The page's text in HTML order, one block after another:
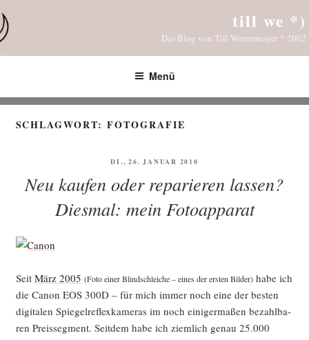
Inhalt
springen
till we *)
Das Blog von Till Westermayer * 2002
Menü
SCHLAGWORT:FOTOGRAFIE
VERÖFFENTLICHT
DI., 26. JANUAR 2010
Neu kaufen oder reparieren lassen?
Diesmal: mein Fotoapparat
Seit März 2005 (Foto einer Blind­schlei­che – eines der ers­ten Bil­der)habe ich
die Canon EOS 300D – für mich immer noch eine der bes­ten
digi­ta­len Spie­gel­re­flex­ka­me­ras im noch eini­ger­ma­ßen bezahl­ba­
ren Preis­seg­ment. Seit­dem habe ich ziem­lich genau 25.000